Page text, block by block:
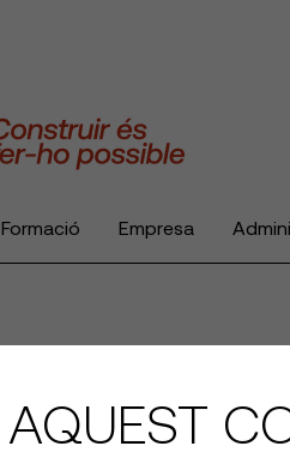
Empresa
AQUEST